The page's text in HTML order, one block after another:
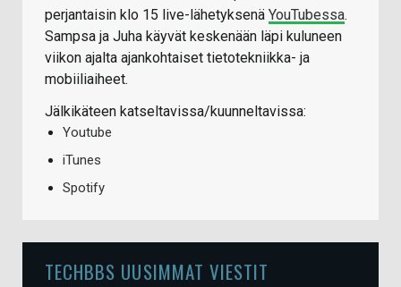
perjantaisin klo 15 live-lähetyksenä YouTubessa.
Sampsa ja Juha käyvät keskenään läpi kuluneen
viikon ajalta ajankohtaiset tietotekniikka- ja
mobiiliaiheet.
Jälkikäteen katseltavissa/kuunneltavissa:
Youtube
iTunes
Spotify
TECHBBS UUSIMMAT VIESTIT